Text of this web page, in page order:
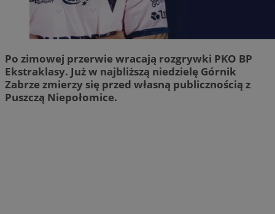
Po zimowej przerwie wracają rozgrywki PKO BP
Ekstraklasy. Już w najbliższą niedzielę Górnik
Zabrze zmierzy się przed własną publicznością z
Puszczą Niepołomice.